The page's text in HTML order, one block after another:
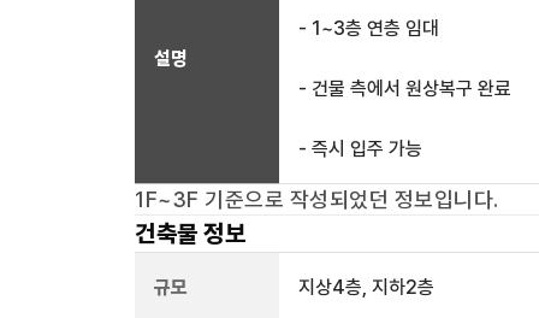
설명
- 1~3층 연층 임대
- 건물 측에서 원상복구 완료
- 즉시 입주 가능
1F~3F 기준으로 작성되었던 정보입니다.
건축물 정보
규모 지상4층, 지하2층